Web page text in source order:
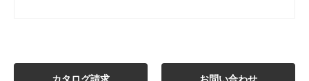
カタログ請求 お問い合わせ